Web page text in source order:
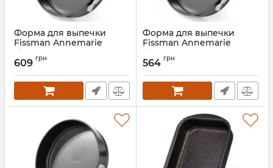
Форма для выпечки
Fissman Annemarie
Ø24х6.8см разъемная с
антипригарным
Артикул: FN-5642
609 грн
Форма для выпечки
Fissman Annemarie
Ø22х6.8см разъемная с
антипригарным
Артикул: FN-5641
564 грн